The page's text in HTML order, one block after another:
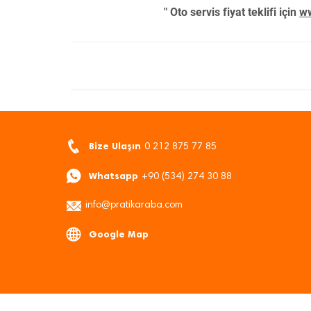
" Oto servis fiyat teklifi için
Bize Ulaşın 0 212 875 77 85
Whatsapp +90 (534) 274 30 88
info@pratikaraba.com
Google Map